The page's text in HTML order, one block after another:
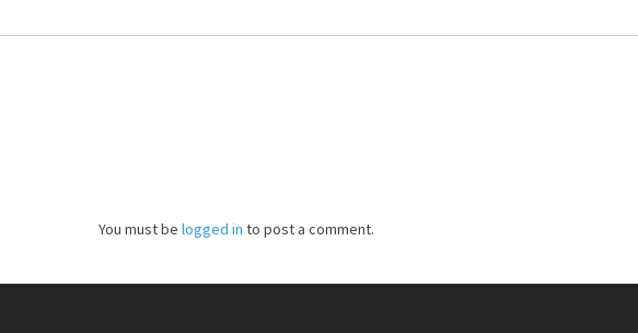
You must be logged in to post a comment.